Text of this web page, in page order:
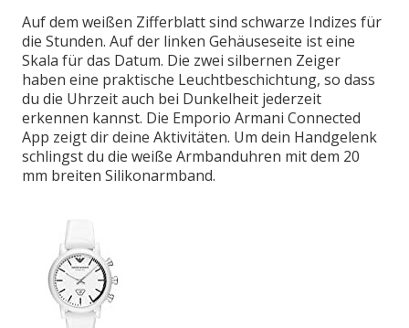
Auf dem weißen Zifferblatt sind schwarze Indizes für
die Stunden. Auf der linken Gehäuseseite ist eine
Skala für das Datum. Die zwei silbernen Zeiger
haben eine praktische Leuchtbeschichtung, so dass
du die Uhrzeit auch bei Dunkelheit jederzeit
erkennen kannst. Die Emporio Armani Connected
App zeigt dir deine Aktivitäten. Um dein Handgelenk
schlingst du die weiße Armbanduhren mit dem 20
mm breiten Silikonarmband.